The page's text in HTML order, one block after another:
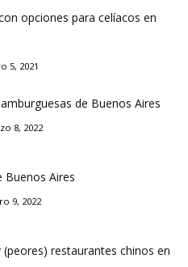
opciones para celíacos en
5, 2021
de Buenos Aires
8, 2022
Buenos Aires
9, 2022
restaurantes chinos en